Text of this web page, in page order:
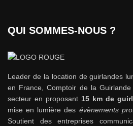
QUI SOMMES-NOUS ?
Leader de la location de guirlandes
en France, Comptoir de la
secteur en proposant 15 km de
mise en lumière des évènements
Soutient des entreprises